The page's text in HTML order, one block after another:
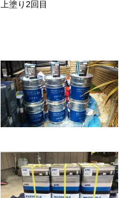
上塗り2回目